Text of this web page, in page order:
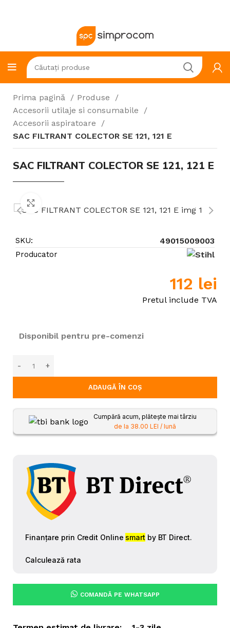
Prima pagină
Produse
Accesorii utilaje si consumabile
Accesorii aspiratoare
SAC FILTRANT COLECTOR SE 121, 121 E
SAC FILTRANT COLECTOR SE 121, 121 E
SKU: 49015009003
Producator
112 lei
Pretul include TVA
Disponibil pentru pre-comenzi
ADAUGĂ ÎN COȘ
Cumpără acum, plătește mai târziu
de la 38.00 LEI / lună
COMANDĂ PE WHATSAPP